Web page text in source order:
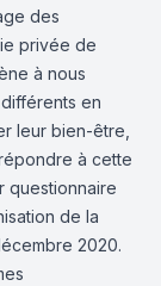
des
privée de
à nous
en
leur bien-être,
à cette
questionnaire
de la
2020.